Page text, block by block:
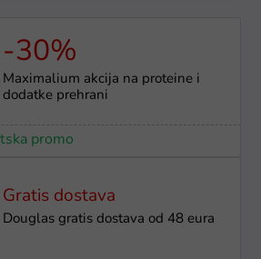
-30%
Maximalium akcija na proteine i
dodatke prehrani
promo
Gratis dostava
Douglas gratis dostava od 48 eura